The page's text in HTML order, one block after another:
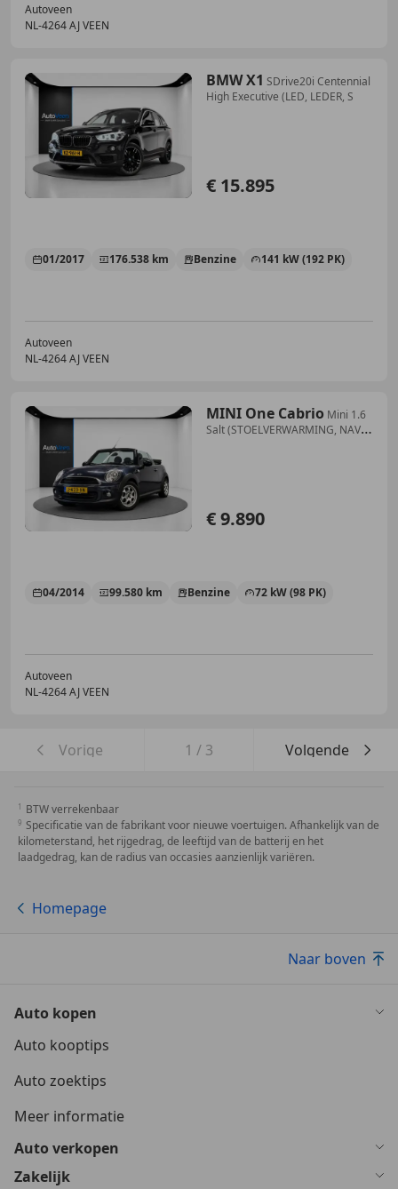
Autoveen
NL-4264 AJ VEEN
BMW X1 SDrive20i Centennial
High Executive (LED, LEDER, S
€ 15.895
01/2017 176.538 km Benzine 141 kW (192 PK)
Autoveen
NL-4264 AJ VEEN
MINI One Cabrio Mini 1.6
Salt (STOELVERWARMING, NAVI,
€ 9.890
04/2014 99.580 km Benzine 72 kW (98 PK)
Autoveen
NL-4264 AJ VEEN
Vorige 1 / 3 Volgende
BTW verrekenbaar
Specificatie van de fabrikant voor nieuwe voertuigen. Afhankelijk van de
kilometerstand, het rijgedrag, de leeftijd van de batterij en het
laadgedrag, kan de radius van occasies aanzienlijk variëren.
Homepage
Naar boven
Auto kopen
Auto kooptips
Auto zoektips
Meer informatie
Auto verkopen
Zakelijk